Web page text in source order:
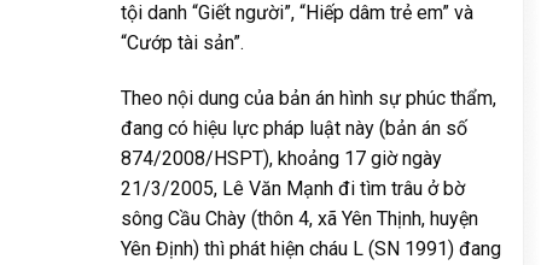
tội danh “Giết người”, “Hiếp dâm trẻ em” và
“Cướp tài sản”.
Theo nội dung của bản án hình sự phúc thẩm,
đang có hiệu lực pháp luật này (bản án số
874/2008/HSPT), khoảng 17 giờ ngày
21/3/2005, Lê Văn Mạnh đi tìm trâu ở bờ
sông Cầu Chày (thôn 4, xã Yên Thịnh, huyện
Yên Định) thì phát hiện cháu L (SN 1991) đang